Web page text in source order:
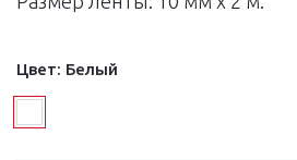
Цвет: Белый